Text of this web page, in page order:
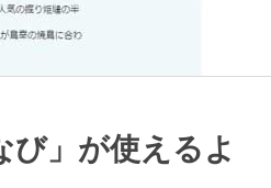
び」が使えるよ